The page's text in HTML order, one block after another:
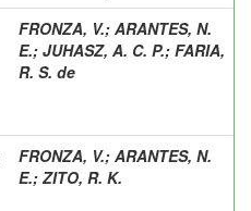
FRONZA, V.; ARANTES, N.
E.; JUHASZ, A. C. P.; FARIA,
R. S. de
FRONZA, V.; ARANTES, N.
E.; ZITO, R. K.